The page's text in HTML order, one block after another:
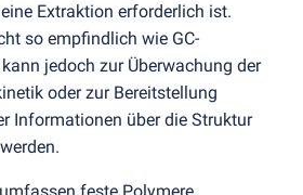
Extraktion erforderlich ist.
so empfindlich wie GC-
jedoch zur Überwachung der
oder zur Bereitstellung
Informationen über die Struktur